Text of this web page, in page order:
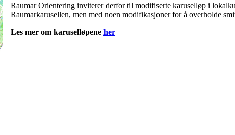
Raumar Orientering inviterer derfor til modifiserte karuselløp i
Raumarkarusellen, men med noen modifikasjoner for å overholde
Les mer om karuselløpene her